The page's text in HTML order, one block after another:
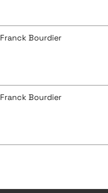
Franck Bourdier
Franck Bourdier